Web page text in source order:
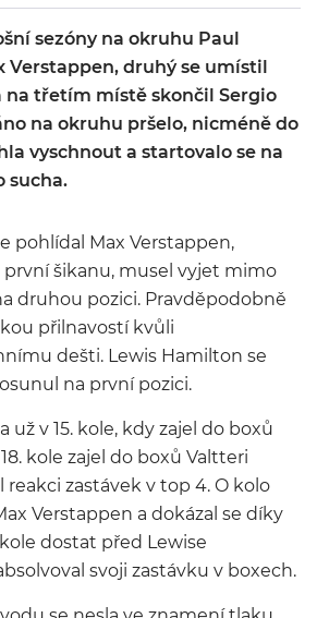
sezóny na okruhu Paul
Verstappen, druhý se umístil
na třetím místě skončil Sergio
na okruhu pršelo, nicméně do
vyschnout a startovalo se na
sucha.
pohlídal Max Verstappen,
šikanu, musel vyjet mimo
druhou pozici. Pravděpodobně
přilnavostí kvůli
dešti. Lewis Hamilton se
na první pozici.
už v 15. kole, kdy zajel do boxů
kole zajel do boxů Valtteri
reakci zastávek v top 4. O kolo
Verstappen a dokázal se díky
dostat před Lewise
svoji zastávku v boxech.